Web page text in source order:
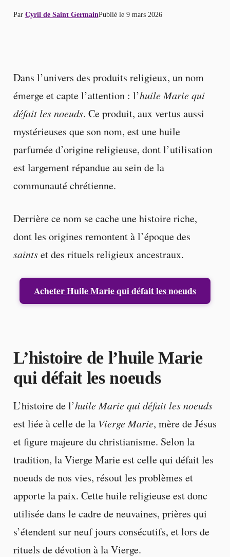
Par Cyril de Saint GermainPublié le 9 mars 2026
Dans l’univers des produits religieux, un nom
émerge et capte l’attention : l’huile Marie qui
défait les noeuds. Ce produit, aux vertus aussi
mystérieuses que son nom, est une huile
parfumée d’origine religieuse, dont l’utilisation
est largement répandue au sein de la
communauté chrétienne.
Derrière ce nom se cache une histoire riche,
dont les origines remontent à l’époque des
saintset des rituels religieux ancestraux.
Acheter Huile Marie qui défait les noeuds
L’histoire de l’huile Marie
qui défait les noeuds
L’histoire de l’huile Marie qui défait les noeuds
est liée à celle de la Vierge Marie, mère de Jésus
et figure majeure du christianisme. Selon la
tradition, la Vierge Marie est celle qui défait les
noeuds de nos vies, résout les problèmes et
apporte la paix. Cette huile religieuse est donc
utilisée dans le cadre de neuvaines, prières qui
s’étendent sur neuf jours consécutifs, et lors de
rituels de dévotion à la Vierge.